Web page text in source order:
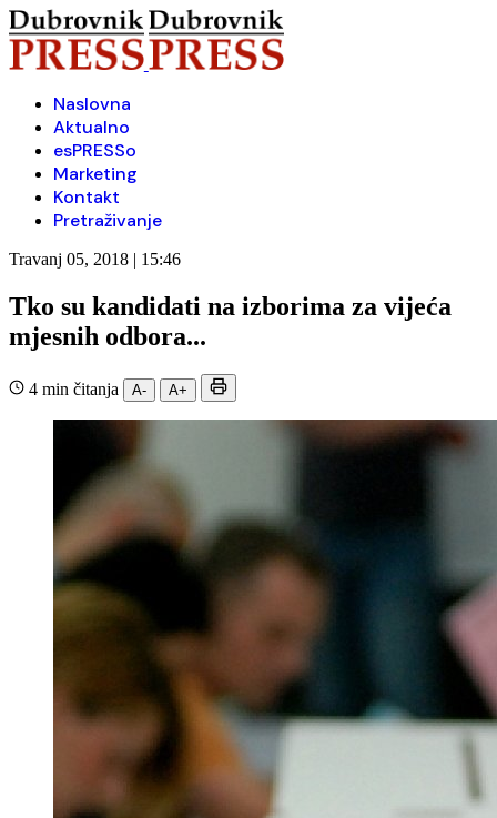
Naslovna
Aktualno
esPRESSo
Marketing
Kontakt
Pretraživanje
Travanj 05, 2018 | 15:46
Tko su kandidati na izborima za vijeća
mjesnih odbora...
4 min čitanja A- A+